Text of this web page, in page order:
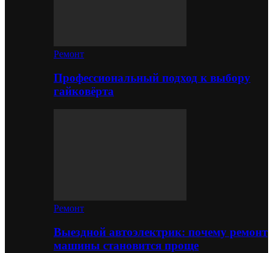
Ремонт
Профессиональный подход к выбору
гайковёрта
Ремонт
Выездной автоэлектрик: почему ремонт
машины становится проще